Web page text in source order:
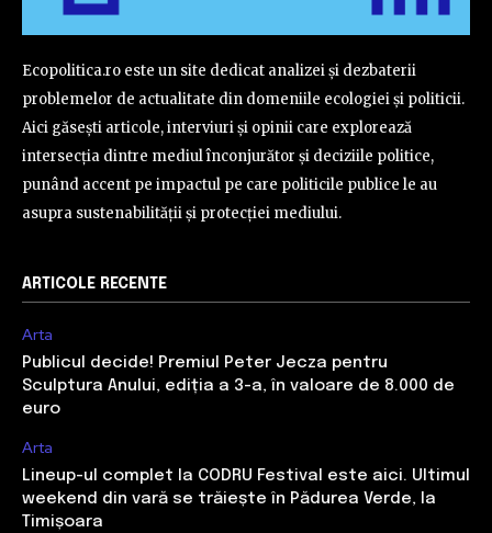
Ecopolitica.ro este un site dedicat analizei și dezbaterii
problemelor de actualitate din domeniile ecologiei și politicii.
Aici găsești articole, interviuri și opinii care explorează
intersecția dintre mediul înconjurător și deciziile politice,
punând accent pe impactul pe care politicile publice le au
asupra sustenabilității și protecției mediului.
ARTICOLE RECENTE
Arta
Publicul decide! Premiul Peter Jecza pentru
Sculptura Anului, ediția a 3-a, în valoare de 8.000 de
euro
Arta
Lineup-ul complet la CODRU Festival este aici. Ultimul
weekend din vară se trăiește în Pădurea Verde, la
Timișoara